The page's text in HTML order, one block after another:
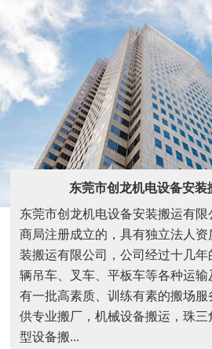
东莞市创龙机电设备安装
东莞市创龙机电设备安装搬运有
商局注册成立的，具有独立法人
装搬运有限公司，公司经过十几
辆吊车、叉车、平板车等各种运输
有一批高素质、训练有素的搬场
供专业搬厂，机械设备搬运，珠
型设备搬...